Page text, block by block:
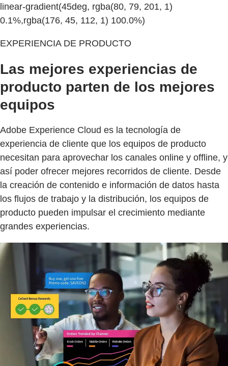
linear-gradient(45deg, rgba(80, 79, 201, 1)
0.1%,rgba(176, 45, 112, 1) 100.0%)
EXPERIENCIA DE PRODUCTO
Las mejores experiencias de
producto parten de los mejores
equipos
Adobe Experience Cloud es la tecnología de
experiencia de cliente que los equipos de producto
necesitan para aprovechar los canales online y offline, y
así poder ofrecer mejores recorridos de cliente. Desde
la creación de contenido e información de datos hasta
los flujos de trabajo y la distribución, los equipos de
producto pueden impulsar el crecimiento mediante
grandes experiencias.